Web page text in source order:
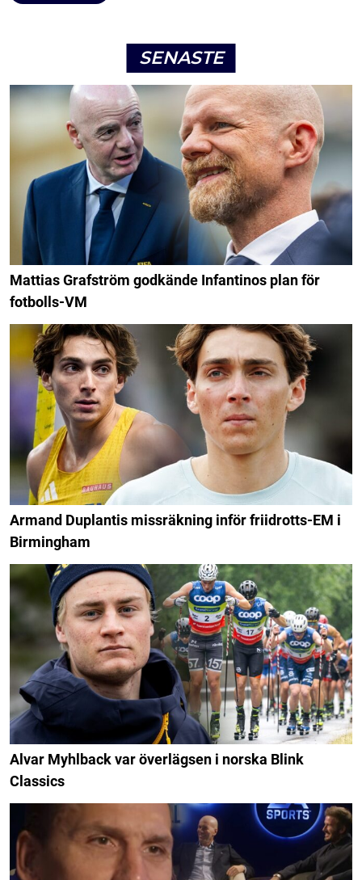
SENASTE
Mattias Grafström godkände Infantinos plan för
fotbolls-VM
Armand Duplantis missräkning inför friidrotts-EM i
Birmingham
Alvar Myhlback var överlägsen i norska Blink
Classics